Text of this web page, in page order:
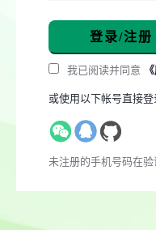
登录/注册
我已阅读并同意
或使用以下帐号直接登
未注册的手机号码在验